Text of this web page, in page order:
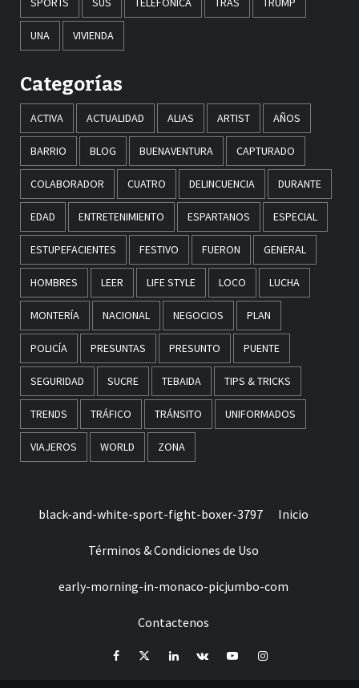
UNA VIVIENDA
Categorías
ACTIVA ACTUALIDAD ALIAS ARTIST AÑOS
BARRIO BLOG BUENAVENTURA CAPTURADO
COLABORADOR CUATRO DELINCUENCIA DURANTE
EDAD ENTRETENIMIENTO ESPARTANOS ESPECIAL
ESTUPEFACIENTES FESTIVO FUERON GENERAL
HOMBRES LEER LIFE STYLE LOCO LUCHA
MONTERÍA NACIONAL NEGOCIOS PLAN
POLICÍA PRESUNTAS PRESUNTO PUENTE
SEGURIDAD SUCRE TEBAIDA TIPS & TRICKS
TRENDS TRÁFICO TRÁNSITO UNIFORMADOS
VIAJEROS WORLD ZONA
black-and-white-sport-fight-boxer-3797 Inicio
Términos & Condiciones de Uso
early-morning-in-monaco-picjumbo-com
Contactenos
FacebookTwitterLinkedIn
VK YouTubeInstagram